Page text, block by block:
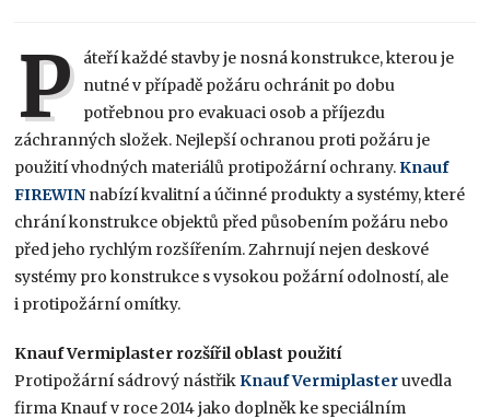
P áteří každé stavby je nosná konstrukce, kterou je
nutné v případě požáru ochránit po dobu
potřebnou pro evakuaci osob a příjezdu
záchranných složek. Nejlepší ochranou proti požáru je
použití vhodných materiálů protipožární ochrany. Knauf
FIREWIN nabízí kvalitní a účinné produkty a systémy, které
chrání konstrukce objektů před působením požáru nebo
před jeho rychlým rozšířením. Zahrnují nejen deskové
systémy pro konstrukce s vysokou požární odolností, ale
i protipožární omítky.
Knauf Vermiplaster rozšířil oblast použití
Protipožární sádrový nástřik Knauf Vermiplasteruvedla
firma Knauf v roce 2014 jako doplněk ke speciálním